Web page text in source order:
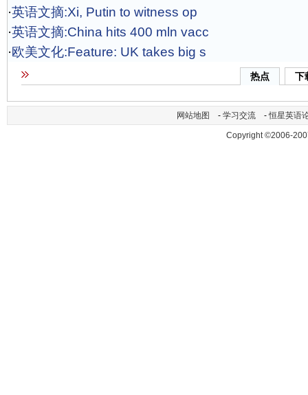
·英语文摘:Xi, Putin to witness op
·英语文摘:China hits 400 mln vacc
·欧美文化:Feature: UK takes big s
热点 下
网站地图 - 学习交流 -恒星英语
Copyright ©2006-